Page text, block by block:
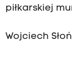
piłkarskiej
Wojciech